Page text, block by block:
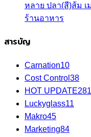
หลาย ปลา(สี)ส้ม เ
ร้านอาหาร
สารบัญ
Carnation10
Cost Control 38
HOT UPDATE281
Luckyglass11
Makro45
Marketing84